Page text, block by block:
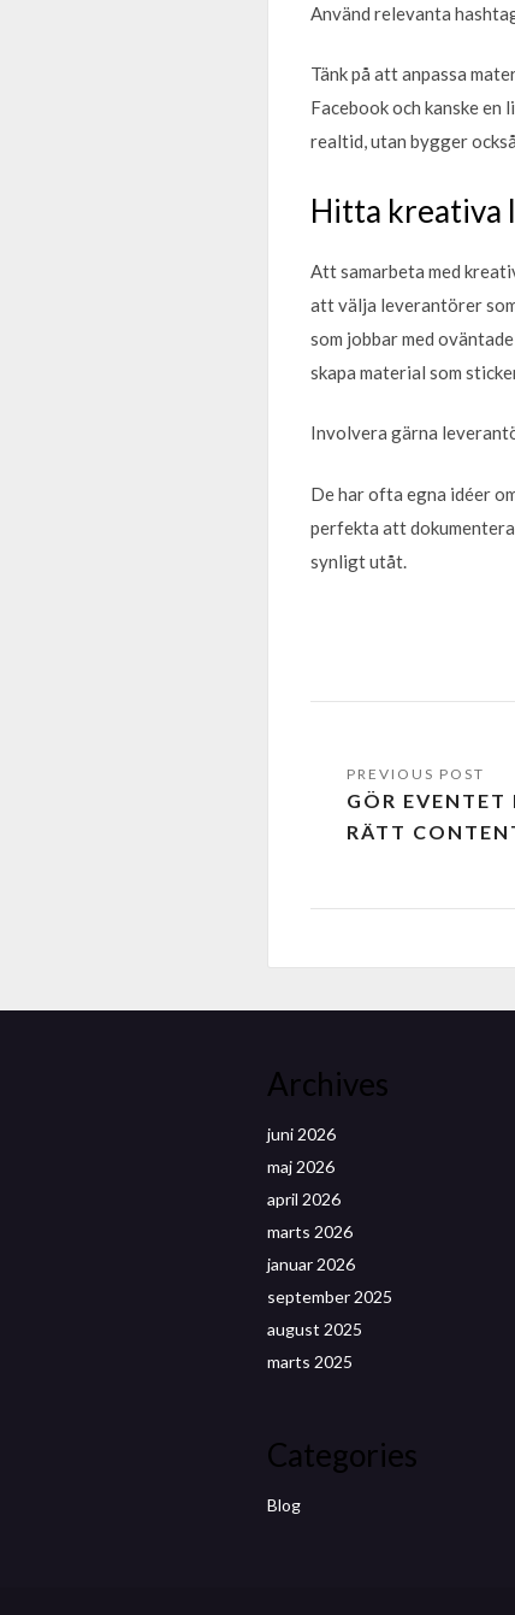
Använd relevanta
Tänk på att anpassa
Facebook och kanske
realtid, utan bygger
Hitta kreativa
Att samarbeta med
att välja leverantörer
som jobbar med
skapa material som
Involvera gärna
De har ofta egna idéer
perfekta att
synligt utåt.
GÖR EVENTET
RÄTT
Archives
juni 2026
maj 2026
april 2026
marts 2026
januar 2026
september 2025
august 2025
marts 2025
Categories
Blog